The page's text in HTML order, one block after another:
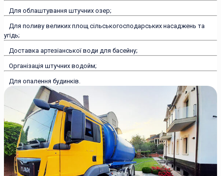
Для облаштування штучних озер;
Для поливу великих площ сільськогосподарських насаджень та
угідь;
Доставка артезіанської води для басейну;
Організація штучних водойм;
Для опалення будинків.